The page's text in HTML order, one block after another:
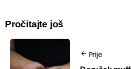
Pročitajte još
Prije